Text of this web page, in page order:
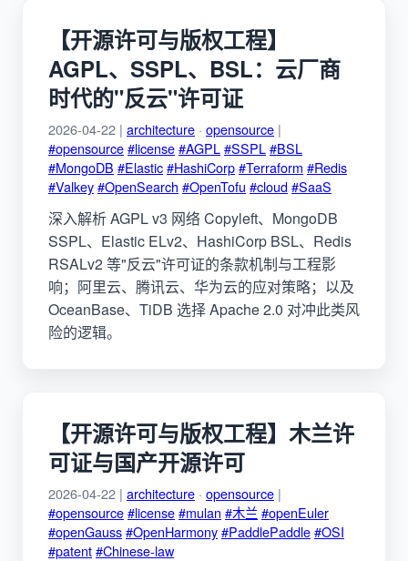
【开源许可与版权工程】
AGPL、SSPL、BSL：云厂商
时代的"反云"许可证
2026-04-22 | architecture · opensource |
#opensource#license#AGPL#SSPL#BSL
#MongoDB #Elastic#HashiCorp#Terraform #Redis
#Valkey#OpenSearch #OpenTofu #cloud#SaaS
深入解析 AGPL v3 网络 Copyleft、MongoDB
SSPL、Elastic ELv2、HashiCorp BSL、Redis
RSALv2 等"反云"许可证的条款机制与工程影
响；阿里云、腾讯云、华为云的应对策略；以及
OceanBase、TiDB 选择 Apache 2.0 对冲此类风
险的逻辑。
【开源许可与版权工程】木兰许
可证与国产开源许可
2026-04-22 | architecture · opensource |
#opensource#license#mulan #木兰 #openEuler
#openGauss#OpenHarmony#PaddlePaddle#OSI
#patent#Chinese-law